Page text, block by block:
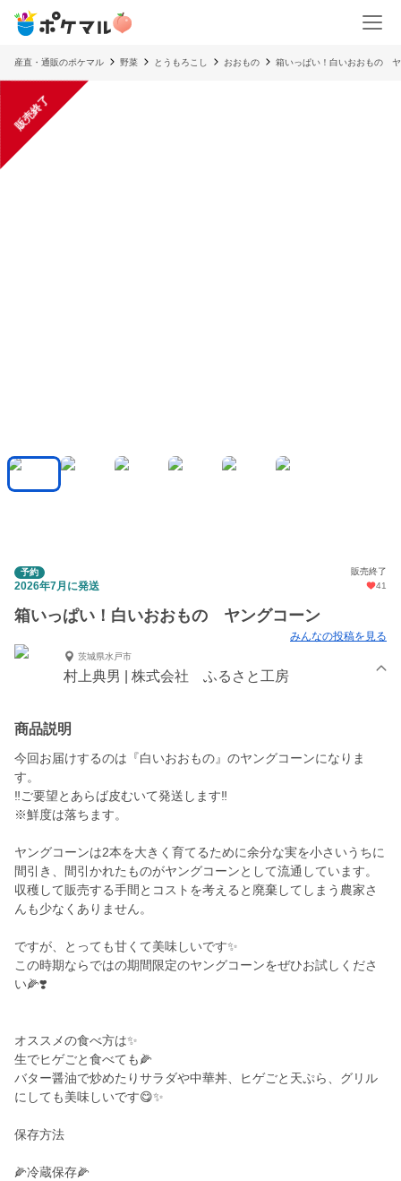
産直・通販のポケマル 野菜 とうもろこし おおもの 箱いっぱい！白いおおもの
販売終了
予約 販売終了
2026年7月に発送 41
箱いっぱい！白いおおもの ヤングコーン
みんなの投稿を見る
茨城県水戸市
村上典男 | 株式会社 ふるさと工房
商品説明
今回お届けするのは『白いおおもの』のヤングコーンになりま
す。
‼️ご要望とあらば皮むいて発送します‼️
※鮮度は落ちます。
ヤングコーンは2本を大きく育てるために余分な実を小さいうちに
間引き、間引かれたものがヤングコーンとして流通しています。
収穫して販売する手間とコストを考えると廃棄してしまう農家さ
んも少なくありません。
ですが、とっても甘くて美味しいです✨
この時期ならではの期間限定のヤングコーンをぜひお試しくださ
い🌽❣️
オススメの食べ方は✨
生でヒゲごと食べても🌽
バター醤油で炒めたりサラダや中華丼、ヒゲごと天ぷら、グリル
にしても美味しいです😋✨
保存方法
🌽冷蔵保存🌽